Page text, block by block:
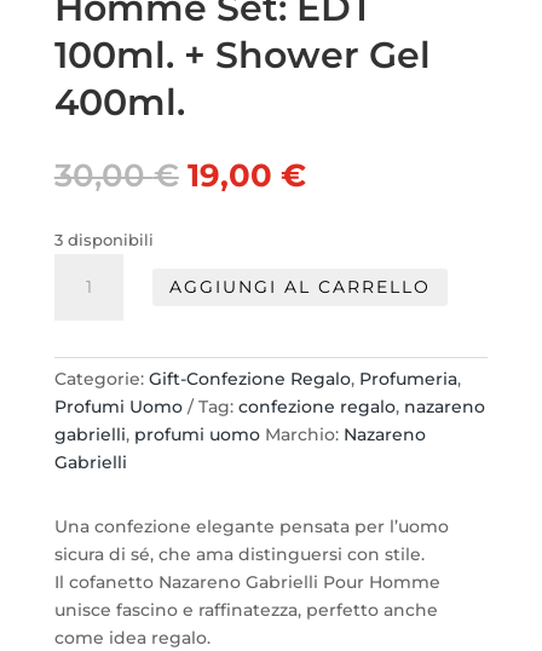
100ml. + Shower Gel
400ml.
30,00€ Il
prezzo
30,00 €.
19,00 €Il
19,00 €.
3 disponibili
Gabrielli
EDT
100ml.
+
Shower
400ml.
quantità
AGGIUNGI AL CARRELLO
Categorie: Gift-Confezione Regalo, Profumeria,
Profumi Uomo
Tag: confezione regalo, nazareno
gabrielli, profumi uomo Marchio: Nazareno
Gabrielli
Una confezione elegante pensata per l’uomo
sicura di sé, che ama distinguersi con stile.
Il cofanetto Nazareno Gabrielli Pour Homme
unisce fascino e raffinatezza, perfetto anche
come idea regalo.